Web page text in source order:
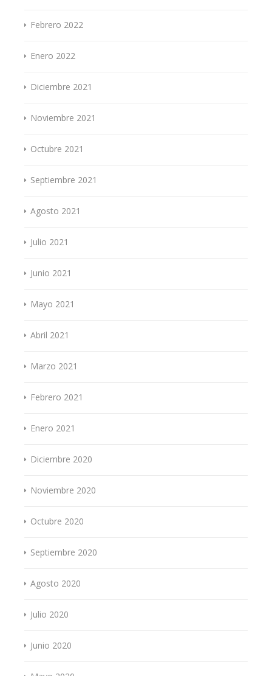
Febrero 2022
Enero 2022
Diciembre 2021
Noviembre 2021
Octubre 2021
Septiembre 2021
Agosto 2021
Julio 2021
Junio 2021
Mayo 2021
Abril 2021
Marzo 2021
Febrero 2021
Enero 2021
Diciembre 2020
Noviembre 2020
Octubre 2020
Septiembre 2020
Agosto 2020
Julio 2020
Junio 2020